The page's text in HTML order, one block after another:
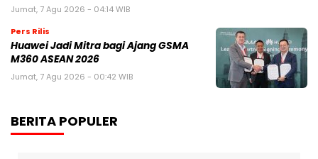
Jumat, 7 Agu 2026 - 04:14 WIB
Pers Rilis
Huawei Jadi Mitra bagi Ajang GSMA
M360 ASEAN 2026
Jumat, 7 Agu 2026 - 00:42 WIB
BERITA POPULER